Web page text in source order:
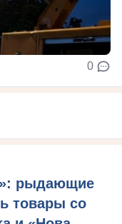
0
рыдающие
товары со